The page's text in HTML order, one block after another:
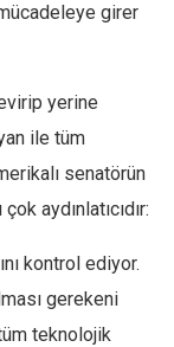
girer
yerine
ile tüm
senatörün
aydınlatıcıdır:
kontrol ediyor.
gerekeni
teknolojik